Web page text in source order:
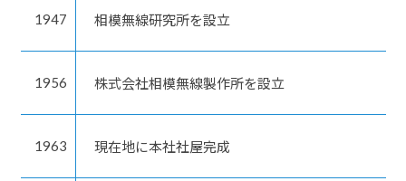
1947 相模無線研究所を設立
1956 株式会社相模無線製作所を設立
1963 現在地に本社社屋完成